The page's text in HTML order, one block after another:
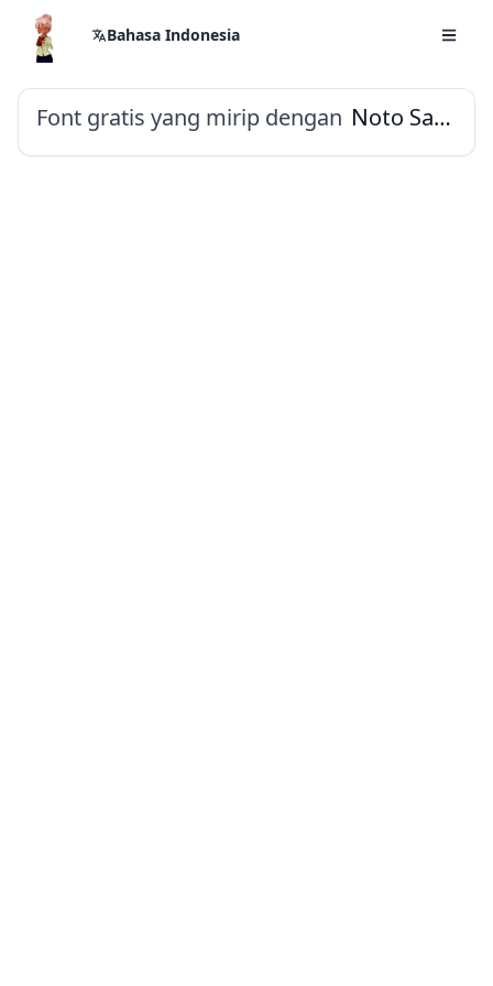
Bahasa Indonesia
Font gratis yang mirip dengan Noto Sans Cypro Minoan